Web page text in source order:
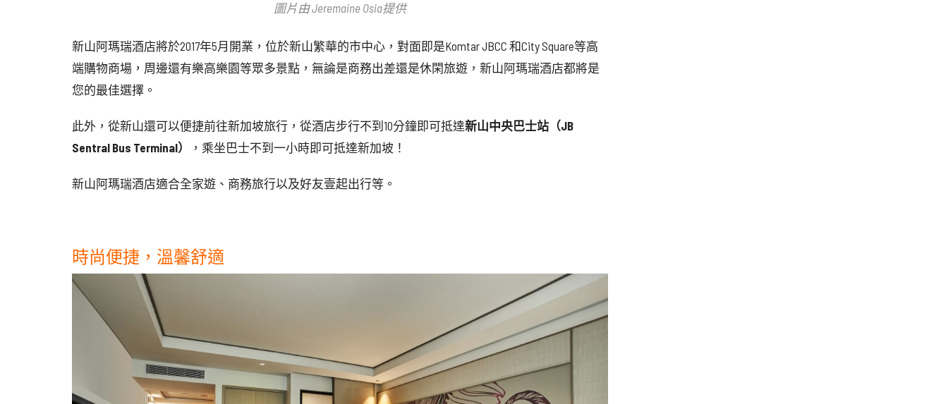
圖片由 Jeremaine Osia提供
新山阿瑪瑞酒店將於2017年5月開業，位於新山繁華的市中心，對面即是Komtar JBCC 和City Square等高
端購物商場，周邊還有樂高樂園等眾多景點，無論是商務出差還是休閑旅遊，新山阿瑪瑞酒店都將是
您的最佳選擇。
此外，從新山還可以便捷前往新加坡旅行，從酒店步行不到10分鐘即可抵達新山中央巴士站（JB
Sentral Bus Terminal）
，乘坐巴士不到一小時即可抵達新加坡！
新山阿瑪瑞酒店適合全家遊、商務旅行以及好友壹起出行等。
時尚便捷，溫馨舒適